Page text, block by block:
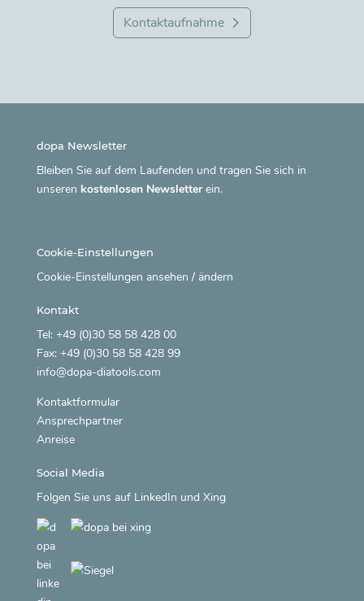
Kontaktaufnahme
dopa Newsletter
Bleiben Sie auf dem Laufenden und tragen Sie sich in
unseren kostenlosen Newsletterein.
Cookie-Einstellungen
Cookie-Einstellungen ansehen / ändern
Kontakt
Tel: +49 (0)30 58 58 428 00
Fax: +49 (0)30 58 58 428 99
info@dopa-diatools.com
Kontaktformular
Ansprechpartner
Anreise
Social Media
Folgen Sie uns auf LinkedIn und Xing